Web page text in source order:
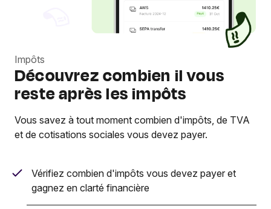
Impôts
Découvrez combien il vous
reste après les impôts
Vous savez à tout moment combien d'impôts, de TVA
et de cotisations sociales vous devez payer.
Vérifiez combien d'impôts vous devez payer et
gagnez en clarté financière